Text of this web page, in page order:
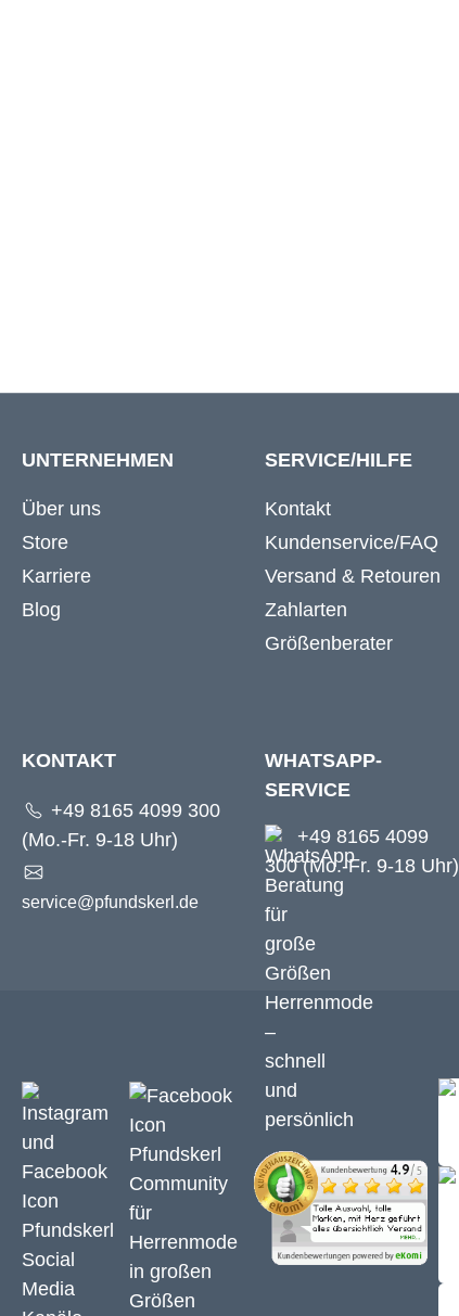
UNTERNEHMEN
Über uns
Store
Karriere
Blog
SERVICE/HILFE
Kontakt
Kundenservice/FAQ
Versand & Retouren
Zahlarten
Größenberater
KONTAKT
+49 8165 4099 300
(Mo.-Fr. 9-18 Uhr)
service@pfundskerl.de
WHATSAPP-
SERVICE
+49 8165 4099
300 (Mo.-Fr. 9-18 Uhr)